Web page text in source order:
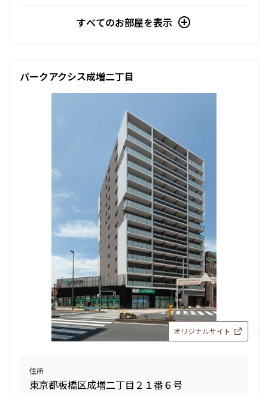
入居可能日
より詳細な絞り込み
建物施設やお部屋の設備、方位、階数などの絞り込みが
設定する
検索対象お部屋数
400件
お部屋を再検索
すべてのお部屋を表示
パークアクシス成増二丁目
オリジナルサイト
住所
東京都板橋区成増二丁目２１番６号